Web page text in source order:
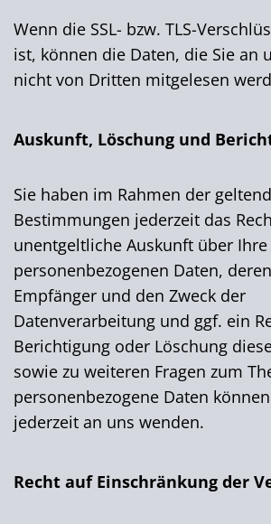
Wenn die SSL- bzw. TLS-
ist, können die Daten, die Sie an
nicht von Dritten mitgelesen
Auskunft, Löschung und
Sie haben im Rahmen der
Bestimmungen jederzeit das
unentgeltliche Auskunft über
personenbezogenen Daten,
Empfänger und den Zweck der
Datenverarbeitung und ggf. ein
Berichtigung oder Löschung
sowie zu weiteren Fragen zum
personenbezogene Daten
jederzeit an uns wenden.
Recht auf Einschränkung der